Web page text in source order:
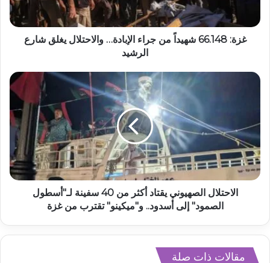
غزة: 66.148 شهيداً من جراء الإبادة… والاحتلال يغلق شارع
الرشيد
الاحتلال الصهيوني يقتاد أكثر من 40 سفينة لـ"أسطول
الصمود" إلى أسدود.. و"ميكينو" تقترب من غزة
مقالات ذات صلة